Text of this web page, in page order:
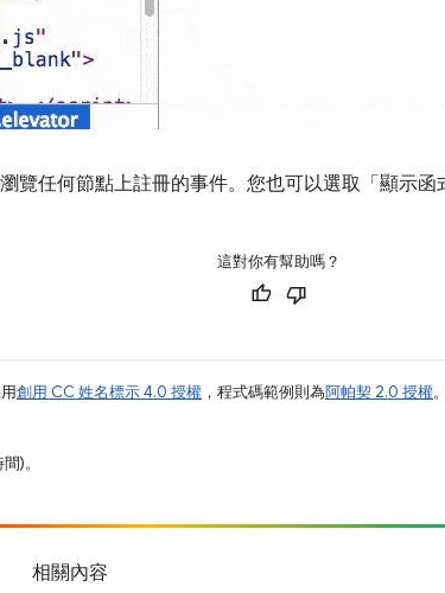
覽任何節點上註冊的事件。您也可以選取「顯示函
這對你有幫助嗎？
創用 CC 姓名標示 4.0 授權 ，程式碼範例則為阿帕契 2.0 授權
)。
相關內容